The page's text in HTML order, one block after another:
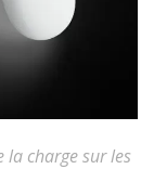
la charge sur les